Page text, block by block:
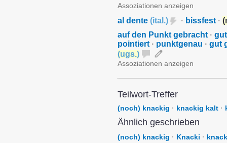
Assoziationen anzeigen
al dente (ital.) · bissfest ·
auf den Punkt gebracht ·
pointiert · punktgenau · gut
(ugs.)
Assoziationen anzeigen
Teilwort-Treffer
(noch) knackig · knackig kalt ·
Ähnlich geschrieben
(noch) knackig · Knacki ·